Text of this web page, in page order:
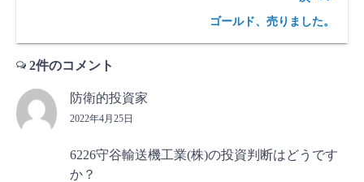
ゴールド、売りました。
2件のコメント
防衛的投資家
2022年4月25日
6226守谷輸送機工業(株)の投資判断はどうです
か？